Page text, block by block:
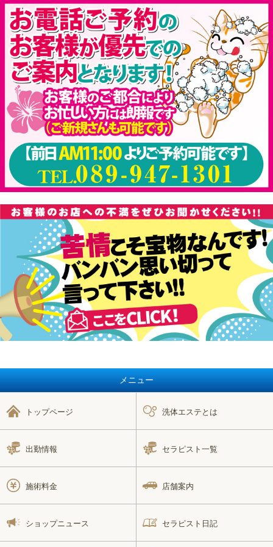
メニュー
トップページ 洗体エステとは
出勤情報 セラピスト一覧
施術料金 店舗案内
ショップニュース セラピスト日記